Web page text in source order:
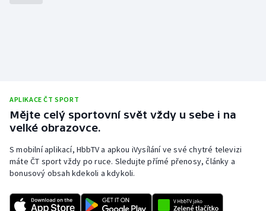
Parasport
Plavání
Plážový volejbal
Ragby
APLIKACE ČT SPORT
Mějte celý sportovní svět vždy u sebe i na
velké obrazovce.
S mobilní aplikací, HbbTV a apkou iVysílání ve své chytré televizi
máte ČT sport vždy po ruce. Sledujte přímé přenosy, články a
bonusový obsah kdekoli a kdykoli.